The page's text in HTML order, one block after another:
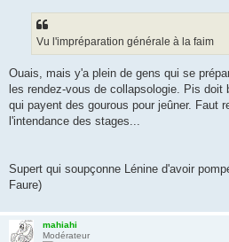
Vu l'impréparation générale à la faim
Ouais, mais y'a plein de gens qui se
les rendez-vous de collapsologie. Pis doit
qui payent des gourous pour jeûner. Faut
l'intendance des stages...
Supert qui soupçonne Lénine d'avoir
Faure)
mahiahi
Modérateur